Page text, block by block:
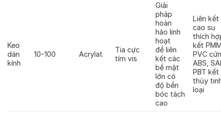
Keo
dán
kính
10-100 Acrylat
Tia cực
tím vis
Giải
pháp
hoàn
hảo linh
hoạt
để liên
kết các
bề mặt
lớn có
độ bền
bóc tách
cao
Liên kết
cao su
thích
kết
PVC
ABS,
PBT
thủy
loại